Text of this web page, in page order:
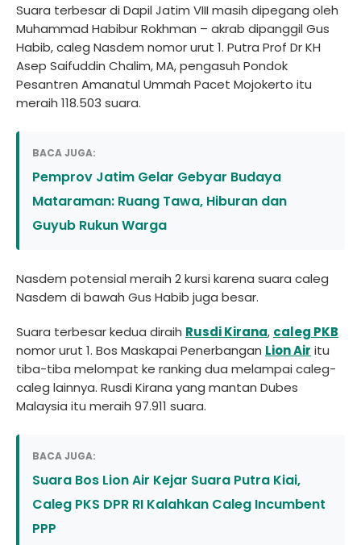
Suara terbesar di Dapil Jatim VIII masih dipegang oleh
Muhammad Habibur Rokhman – akrab dipanggil Gus
Habib, caleg Nasdem nomor urut 1. Putra Prof Dr KH
Asep Saifuddin Chalim, MA, pengasuh Pondok
Pesantren Amanatul Ummah Pacet Mojokerto itu
meraih 118.503 suara.
BACA JUGA:
Pemprov Jatim Gelar Gebyar Budaya
Mataraman: Ruang Tawa, Hiburan dan
Guyub Rukun Warga
Nasdem potensial meraih 2 kursi karena suara caleg
Nasdem di bawah Gus Habib juga besar.
Suara terbesar kedua diraih Rusdi Kirana, caleg PKB
nomor urut 1. Bos Maskapai Penerbangan Lion Air itu
tiba-tiba melompat ke ranking dua melampai caleg-
caleg lainnya. Rusdi Kirana yang mantan Dubes
Malaysia itu meraih 97.911 suara.
BACA JUGA:
Suara Bos Lion Air Kejar Suara Putra Kiai,
Caleg PKS DPR RI Kalahkan Caleg Incumbent
PPP